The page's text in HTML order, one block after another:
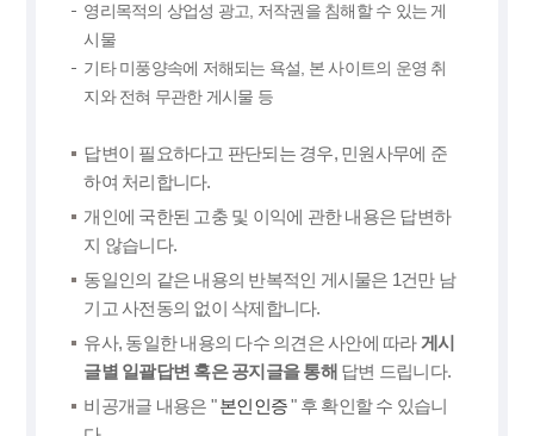
영리목적의 상업성 광고, 저작권을 침해할 수 있는 게
시물
기타 미풍양속에 저해되는 욕설, 본 사이트의 운영 취
지와 전혀 무관한 게시물 등
답변이 필요하다고 판단되는 경우, 민원사무에 준
하여 처리합니다.
개인에 국한된 고충 및 이익에 관한 내용은 답변하
지 않습니다.
동일인의 같은 내용의 반복적인 게시물은 1건만 남
기고 사전동의 없이 삭제합니다.
유사, 동일한 내용의 다수 의견은 사안에 따라게시
글별 일괄답변 혹은 공지글을 통해 답변 드립니다.
비공개글 내용은 "본인인증" 후 확인할 수 있습니